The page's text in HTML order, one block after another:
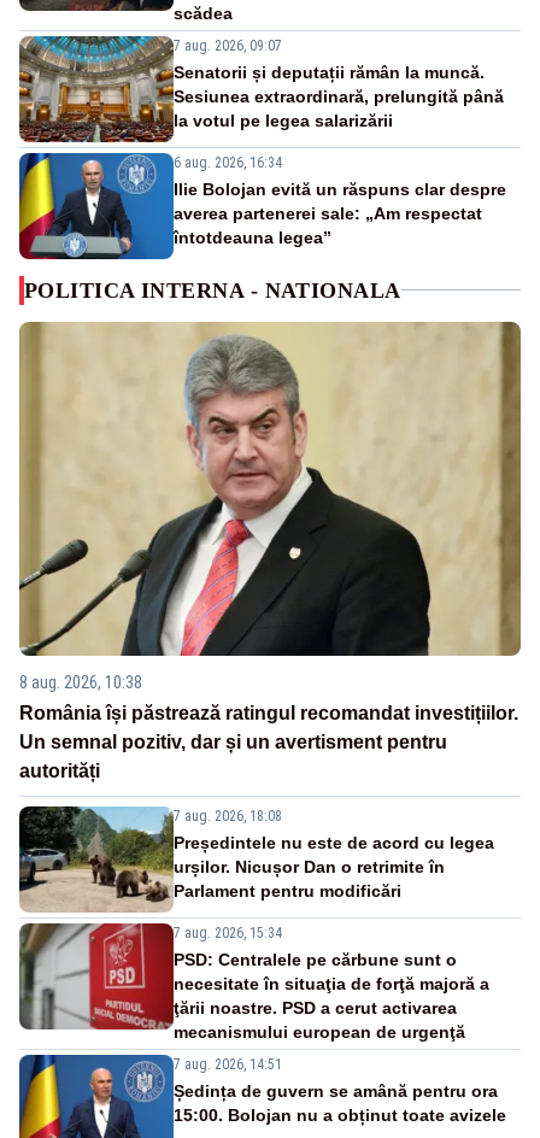
scădea
7 aug. 2026, 09:07
Senatorii și deputații rămân la muncă.
Sesiunea extraordinară, prelungită până
la votul pe legea salarizării
6 aug. 2026, 16:34
Ilie Bolojan evită un răspuns clar despre
averea partenerei sale: „Am respectat
întotdeauna legea”
POLITICA INTERNA - NATIONALA
8 aug. 2026, 10:38
România își păstrează ratingul recomandat investițiilor.
Un semnal pozitiv, dar și un avertisment pentru
autorități
7 aug. 2026, 18:08
Președintele nu este de acord cu legea
urșilor. Nicușor Dan o retrimite în
Parlament pentru modificări
7 aug. 2026, 15:34
PSD: Centralele pe cărbune sunt o
necesitate în situaţia de forţă majoră a
ţării noastre. PSD a cerut activarea
mecanismului european de urgenţă
7 aug. 2026, 14:51
Ședința de guvern se amână pentru ora
15:00. Bolojan nu a obținut toate avizele